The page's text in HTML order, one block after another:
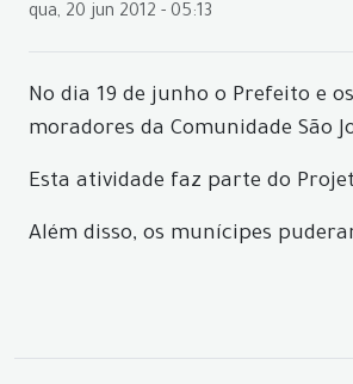
qua, 20 jun 2012 - 05:13
No dia 19 de junho o Prefeito e
moradores da Comunidade São
Esta atividade faz parte do
Além disso, os munícipes